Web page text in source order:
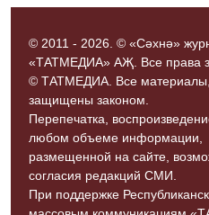
© 2011 - 2026. © «Сәхнә»
«ТАТМЕДИА» АҖ. Все права
© ТАТМЕДИА. Все
защищены законом.
Перепечатка,
любом объеме информации,
размещенной на сайте,
согласия редакций СМИ.
При поддержке